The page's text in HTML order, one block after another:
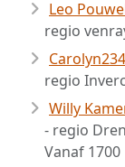
Leo
regio
Carolyn234
regio
Willy
- regio
Vanaf 1700